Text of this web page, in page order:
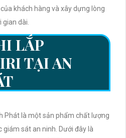
khách hàng và xây dựng lòng
dài.
LẮP
TẠI AN
Phát là một sản phẩm chất lượng
sát an ninh. Dưới đây là